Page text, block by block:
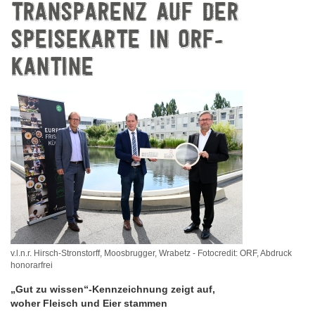
TRANSPARENZ AUF DER
SPEISEKARTE IN ORF-
KANTINE
v.l.n.r. Hirsch-Stronstorff, Moosbrugger, Wrabetz - Fotocredit: ORF, Abdruck
honorarfrei
„Gut zu wissen“-Kennzeichnung zeigt auf,
woher Fleisch und Eier stammen